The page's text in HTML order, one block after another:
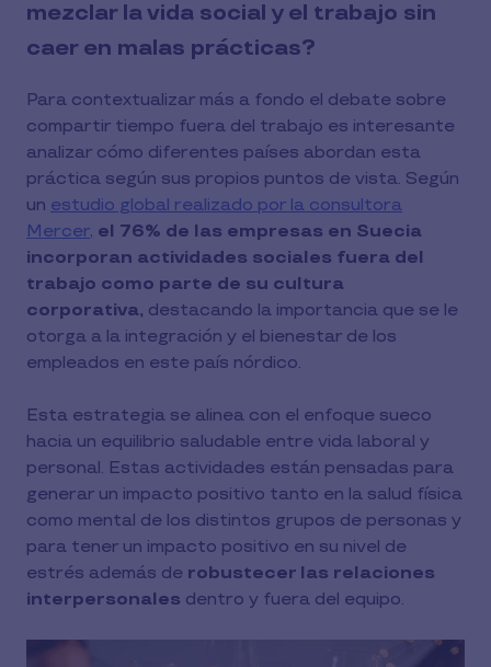
mezclar la vida social y el trabajo sin
caer en malas prácticas?
Para contextualizar más a fondo el debate sobre
compartir tiempo fuera del trabajo es interesante
analizar cómo diferentes países abordan esta
práctica según sus propios puntos de vista. Según
un estudio global realizado por la consultora
Mercer, el 76% de las empresas en Suecia
incorporan actividades sociales fuera del
trabajo como parte de su cultura
corporativa, destacando la importancia que se le
otorga a la integración y el bienestar de los
empleados en este país nórdico.
Esta estrategia se alinea con el enfoque sueco
hacia un equilibrio saludable entre vida laboral y
personal. Estas actividades están pensadas para
generar un impacto positivo tanto en la salud física
como mental de los distintos grupos de personas y
para tener un impacto positivo en su nivel de
estrés además de robustecer las relaciones
interpersonales dentro y fuera del equipo.